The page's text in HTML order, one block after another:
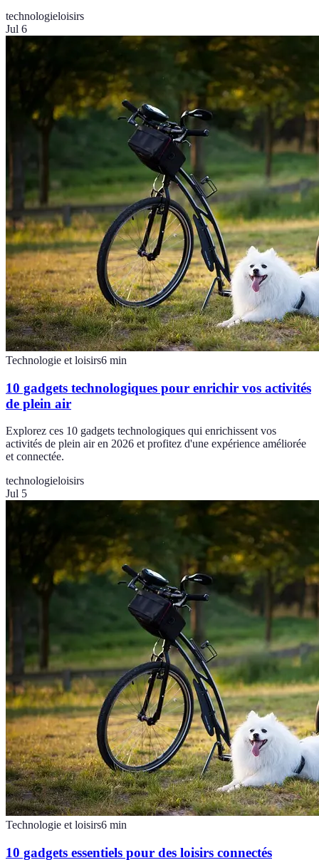
technologieloisirs
Jul 6
Technologie et loisirs6 min
10 gadgets technologiques pour enrichir vos activités
de plein air
Explorez ces 10 gadgets technologiques qui enrichissent vos
activités de plein air en 2026 et profitez d'une expérience améliorée
et connectée.
technologieloisirs
Jul 5
Technologie et loisirs6 min
10 gadgets essentiels pour des loisirs connectés